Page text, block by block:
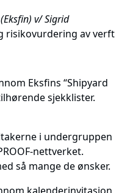
v/ Sigrid
risikovurdering av verft
Eksfins“Shipyard
sjekklister.
i undergruppen
nettverket.
så mange de ønsker.